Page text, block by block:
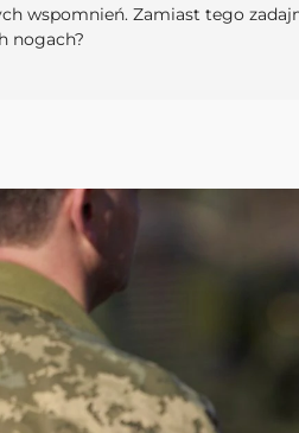
wspomnień. Zamiast tego
nogach?